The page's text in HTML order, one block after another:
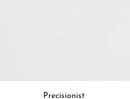
Precisionist